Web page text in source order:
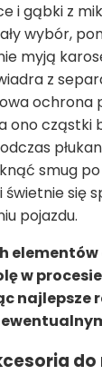
i gąbki z
wybór,
myją
z
ochrona
ono cząstki
smug
świetnie się
pojazdu.
w
najlepsze